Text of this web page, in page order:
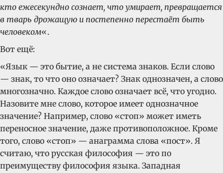
кто ежесекундно сознает, что умирает, превращается
в тварь дрожащую и постепенно перестаёт быть
человеком«.
Вот ещё:
«Язык — это бытие, а не система знаков. Если слово
— знак, то что оно означает? Знак однозначен, а слово
многозначно. Каждое слово означает всё, что угодно.
Назовите мне слово, которое имеет однозначное
значение? Например, слово «стоп» может иметь
переносное значение, даже противоположное. Кроме
того, слово «стоп» — анаграмма слова «пост». Я
считаю, что русская философия — это по
преимуществу философия языка. Западная